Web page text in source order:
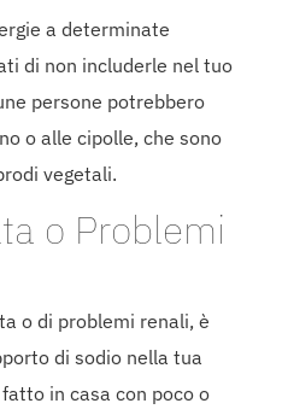
a determinate
di non includerle nel tuo
persone potrebbero
o alle cipolle, che sono
vegetali.
o Problemi
o di problemi renali, è
di sodio nella tua
in casa con poco o